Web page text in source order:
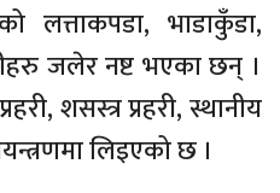
लत्ताकपडा, भाडाकुँडा,
जलेर नष्ट भएका छन् ।
शसस्त्र प्रहरी, स्थानीय
लिइएको छ ।